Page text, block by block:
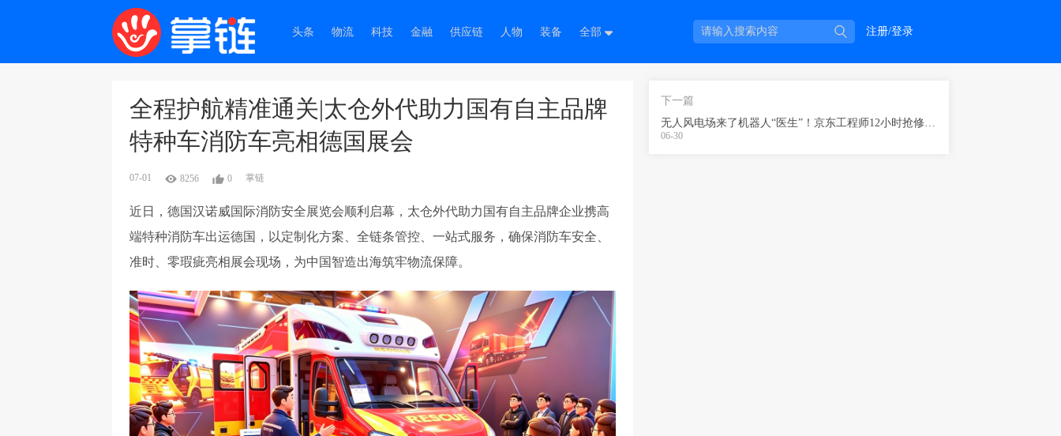
头条 物流 科技 金融 供应链 人物 装备 全部 注册/登录
全程护航精准通关|太仓外代助力国有自主品牌
特种车消防车亮相德国展会
07-01 8256 0 掌链
近日，德国汉诺威国际消防安全展览会顺利启幕，太仓外代助力国有自主品牌企业携高
端特种消防车出运德国，以定制化方案、全链条管控、一站式服务，确保消防车安全、
准时、零瑕疵亮相展会现场，为中国智造出海筑牢物流保障。
下一篇
无人风电场来了机器人“医生”！京东工程师12小时抢修巡检机器狗
06-30